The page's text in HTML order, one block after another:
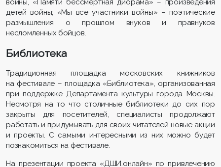
войны, «Памяти бессмертная диорама» – произведения
детей войны; «Мы все участники войны» – поэтические
размышления о прошлом внуков и правнуков
несломленных бойцов.
Библиотека
Традиционная площадка московских книжников
на фестивале – площадка «Библиотека», организованная
при поддержке Департамента культуры города Москвы.
Несмотря на то что столичные библиотеки до сих пор
закрыты для посетителей, специалисты продолжают
работать и придумывать для своих читателей новые акции
и проекты. С самыми интересными из них можно будет
познакомиться на фестивале.
На презентации проекта «ДШИ.онлайн» по привлечению